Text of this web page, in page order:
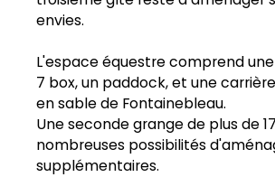
envies.
L'espace équestre comprend
7 box, un paddock, et une carrière
en sable de Fontainebleau.
Une seconde grange de plus de
nombreuses possibilités
supplémentaires.